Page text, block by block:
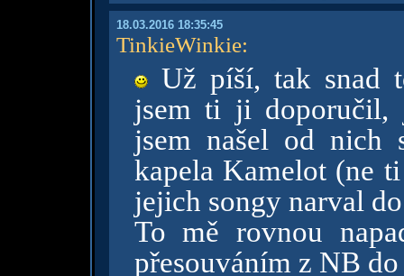
18.03.2016 18:35:45
TinkieWinkie:
Už píší, tak snad
jsem ti ji doporučil,
jsem našel od nich
kapela Kamelot (ne
jejich songy narval
To mě rovnou
přesouváním z NB